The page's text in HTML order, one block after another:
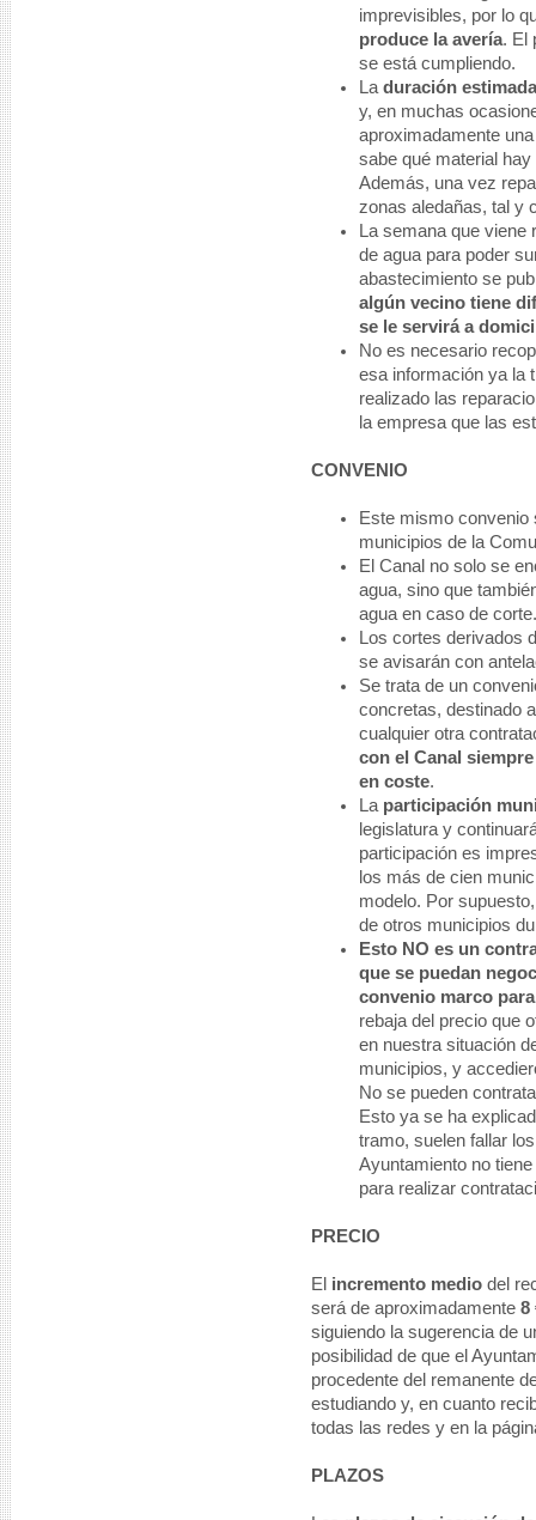
imprevisibles, por lo
produce la avería. El
se está cumpliendo.
La duración estimada
y, en muchas
aproximadamente
sabe qué material
Además, una vez
zonas aledañas, tal y
La semana que
de agua para poder
abastecimiento se
algún vecino tiene
se le servirá a
No es necesario
esa información ya la
realizado las
la empresa que las
CONVENIO
Este mismo convenio
municipios de la
El Canal no solo se
agua, sino que
agua en caso de corte.
Los cortes derivados
se avisarán con
Se trata de un
concretas, destinado
cualquier otra
con el Canal
en coste.
La participación
legislatura y
participación es
los más de cien
modelo. Por
de otros municipios
Esto NO es un
que se puedan
convenio marco
rebaja del precio que
en nuestra situación
municipios, y
No se pueden
Esto ya se ha
tramo, suelen fallar
Ayuntamiento no
para realizar
PRECIO
El incremento medio del
será de aproximadamente 8
siguiendo la sugerencia de
posibilidad de que el
procedente del remanente
estudiando y, en cuanto
todas las redes y en la
PLAZOS